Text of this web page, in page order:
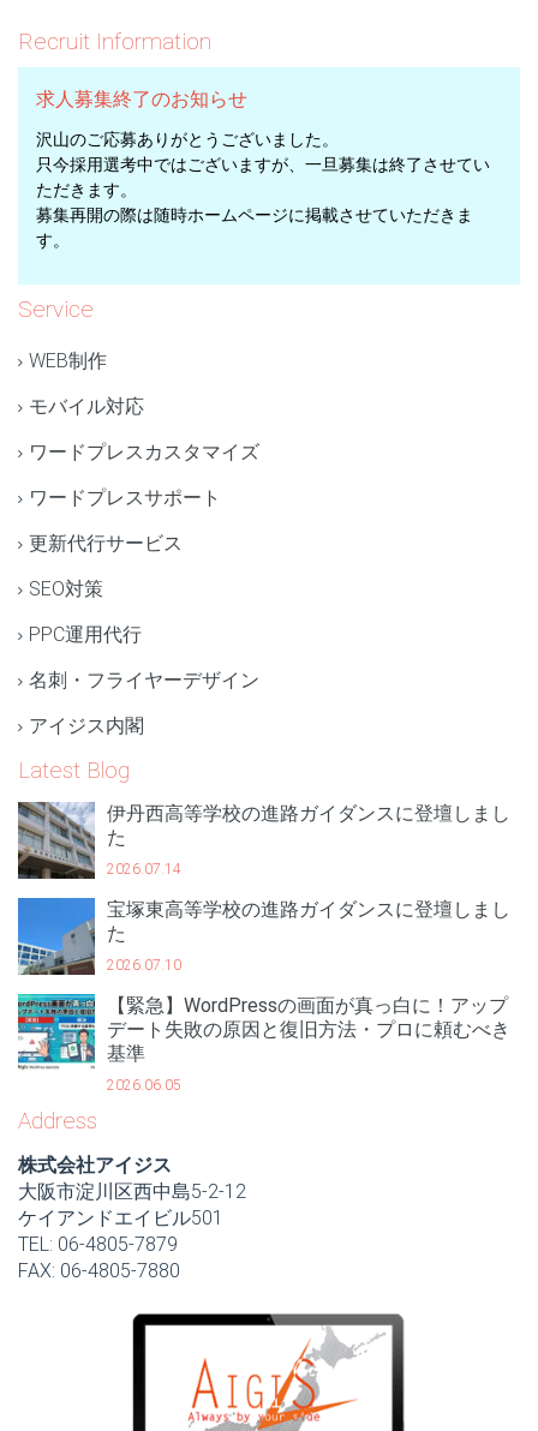
Recruit Information
求人募集終了のお知らせ
沢山のご応募ありがとうございました。
只今採用選考中ではございますが、一旦募集は終了させてい
ただきます。
募集再開の際は随時ホームページに掲載させていただきま
す。
Service
WEB制作
モバイル対応
ワードプレスカスタマイズ
ワードプレスサポート
更新代行サービス
SEO対策
PPC運用代行
名刺・フライヤーデザイン
アイジス内閣
Latest Blog
伊丹西高等学校の進路ガイダンスに登壇しまし
た
2026.07.14
宝塚東高等学校の進路ガイダンスに登壇しまし
た
2026.07.10
【緊急】WordPressの画面が真っ白に！アップ
デート失敗の原因と復旧方法・プロに頼むべき
基準
2026.06.05
Address
株式会社アイジス
大阪市淀川区西中島5-2-12
ケイアンドエイビル501
TEL: 06-4805-7879
FAX: 06-4805-7880